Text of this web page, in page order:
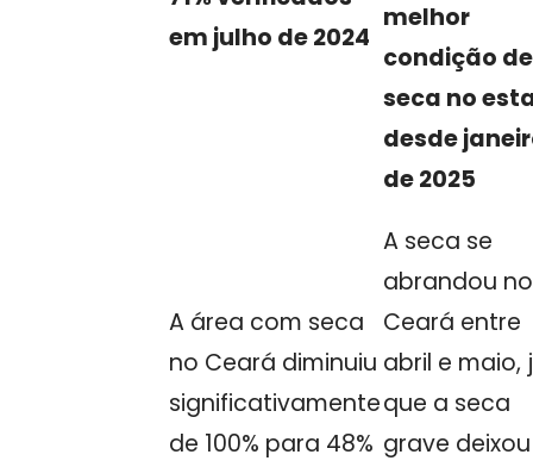
em julho de 2024
melhor
condição de
seca no
desde
de 2025
A área com seca
no Ceará diminuiu
significativamente
de 100% para 48%
A seca se
abrandou no
Ceará entre
abril e maio,
que a seca
grave